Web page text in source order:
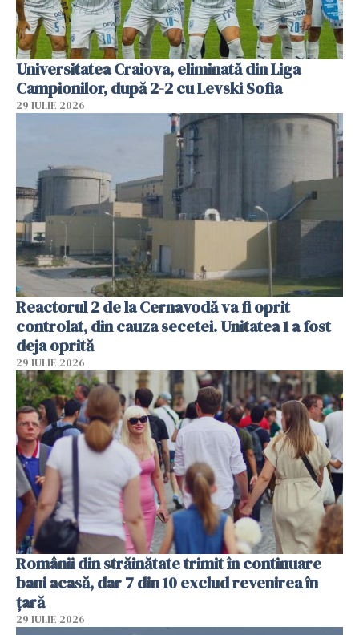
Universitatea Craiova, eliminată din Liga
Campionilor, după 2-2 cu Levski Sofia
29 IULIE 2026
Reactorul 2 de la Cernavodă va fi oprit
controlat, din cauza secetei. Unitatea 1 a fost
deja oprită
29 IULIE 2026
Românii din străinătate trimit în continuare
bani acasă, dar 7 din 10 exclud revenirea în
țară
29 IULIE 2026